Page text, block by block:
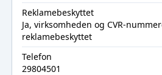
Reklamebeskyttet
Ja, virksomheden og CVR-
reklamebeskyttet
Telefon
29804501